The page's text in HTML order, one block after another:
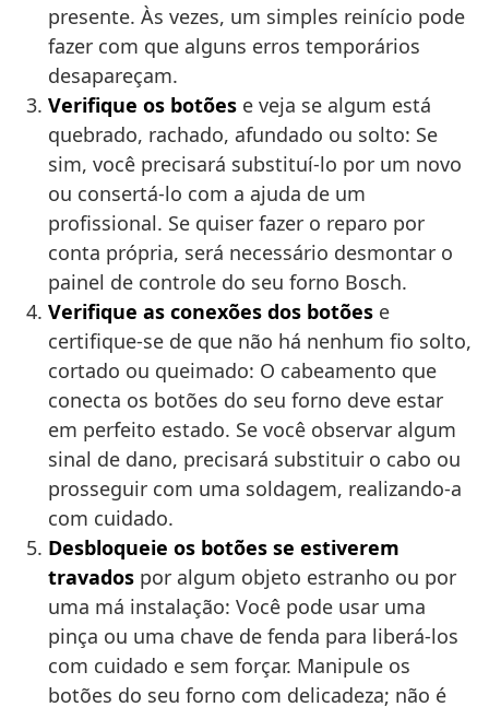
presente. Às vezes, um simples reinício pode
fazer com que alguns erros temporários
desapareçam.
Verifique os botões e veja se algum está
quebrado, rachado, afundado ou solto: Se
sim, você precisará substituí-lo por um novo
ou consertá-lo com a ajuda de um
profissional. Se quiser fazer o reparo por
conta própria, será necessário desmontar o
painel de controle do seu forno Bosch.
Verifique as conexões dos botões e
certifique-se de que não há nenhum fio solto,
cortado ou queimado: O cabeamento que
conecta os botões do seu forno deve estar
em perfeito estado. Se você observar algum
sinal de dano, precisará substituir o cabo ou
prosseguir com uma soldagem, realizando-a
com cuidado.
Desbloqueie os botões se estiverem
travados por algum objeto estranho ou por
uma má instalação: Você pode usar uma
pinça ou uma chave de fenda para liberá-los
com cuidado e sem forçar. Manipule os
botões do seu forno com delicadeza; não é